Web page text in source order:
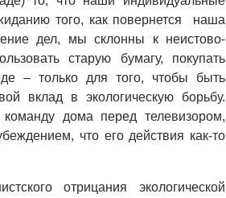
того, как повернется наша
дел, мы склонны к неистово-
старую бумагу, покупать
– только для того, чтобы быть
вклад в экологическую борьбу.
дома перед телевизором,
что его действия как-то
отрицания экологической